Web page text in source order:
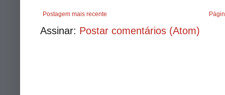
Postagem mais recente
Assinar: Postar comentários (Atom)